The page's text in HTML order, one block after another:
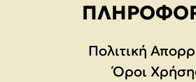
Πολιτική
Όροι